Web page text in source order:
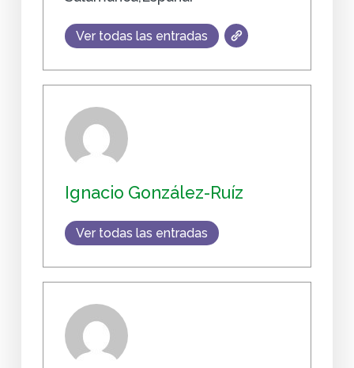
Ver todas las entradas
Ignacio González-Ruíz
Ver todas las entradas